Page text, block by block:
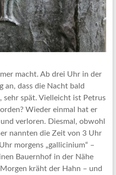
macht. Ab drei Uhr in der
an, dass die Nacht bald
sehr spät. Vielleicht ist Petrus
Wieder einmal hat er
verloren. Diesmal, obwohl
nannten die Zeit von 3 Uhr
morgens „gallicinium“ –
Bauernhof in der Nähe
kräht der Hahn – und